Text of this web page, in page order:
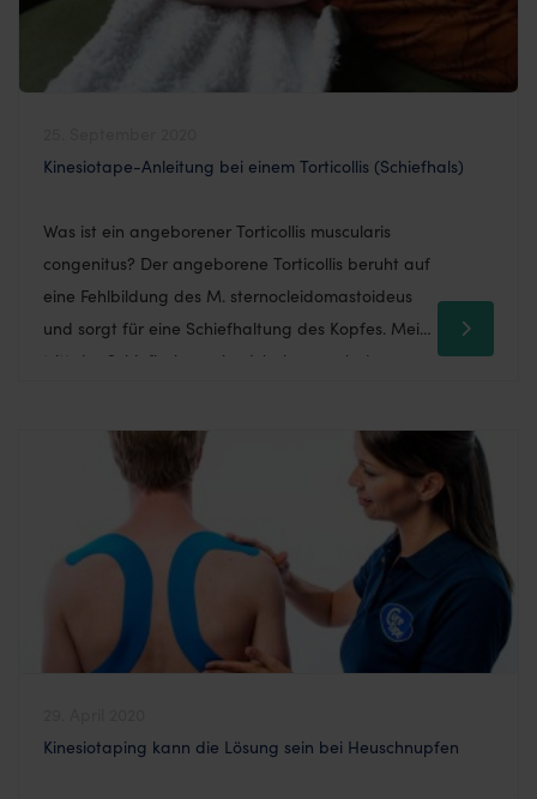
Kinesiotape-Anleitung bei einem Torticollis (Schiefhals)
Was ist ein angeborener Torticollis muscularis
congenitus? Der angeborene Torticollis beruht auf
eine Fehlbildung des M. sternocleidomastoideus
und sorgt für eine Schiefhaltung des Kopfes. Meist
tritt der Schiefhals wenige Wochen nach der
Seite geneigt und das Baby kann den Kopf kaum
aufrecht halten. Der M. sternocleidomastoideus […]
Kinesiotaping kann die Lösung sein bei Heuschnupfen